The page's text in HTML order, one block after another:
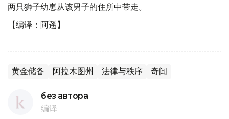
两只狮子幼崽从该男子的住所中带走。
【编译：阿遥】
黄金储备 阿拉木图州 法律与秩序 奇闻
без автора
编译